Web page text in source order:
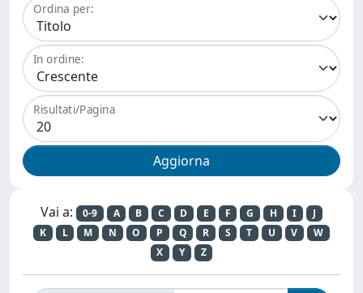
Ordina per:
In ordine:
Risultati/Pagina
Vai a: 0-9 A B C D E F G H I
J
K
L M N O P Q R S T U V
W
X
Y Z